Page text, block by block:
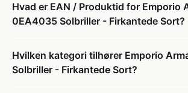
Hvad er EAN / Produktid for Emporio
0EA4035 Solbriller - Firkantede Sort?
Hvilken kategori tilhører Emporio
Solbriller - Firkantede Sort?